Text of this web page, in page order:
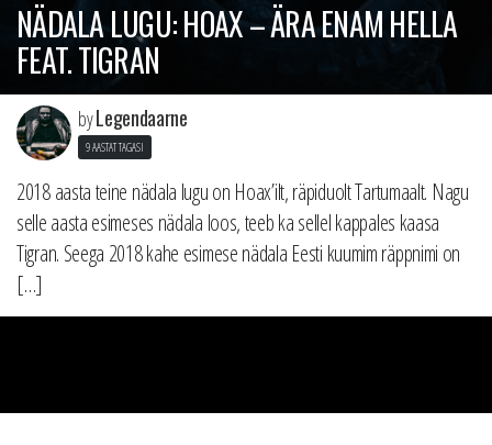
NÄDALA LUGU: HOAX – ÄRA ENAM HELLA
FEAT. TIGRAN
byLegendaarne
9 AASTAT TAGASI
2018 aasta teine nädala lugu on Hoax’ilt, räpiduolt Tartumaalt. Nagu
selle aasta esimeses nädala loos, teeb ka sellel kappales kaasa
Tigran. Seega 2018 kahe esimese nädala Eesti kuumim räppnimi on
[…]